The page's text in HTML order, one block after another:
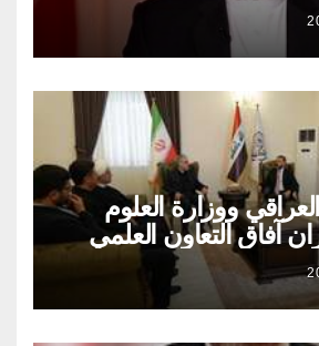
ووزارة العلوم
آفاق التعاون العلمي